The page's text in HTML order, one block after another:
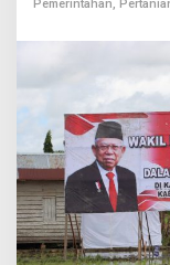
Pemerintahan,